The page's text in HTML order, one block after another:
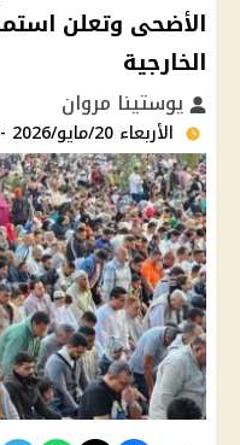
الأضحى وتعلن
الخارجية
يوستينا مروان
الأربعاء 20/مايو/2026 - 04:00 ص